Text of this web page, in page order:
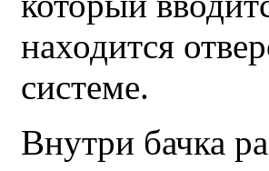
находится
системе.
Внутри бачка